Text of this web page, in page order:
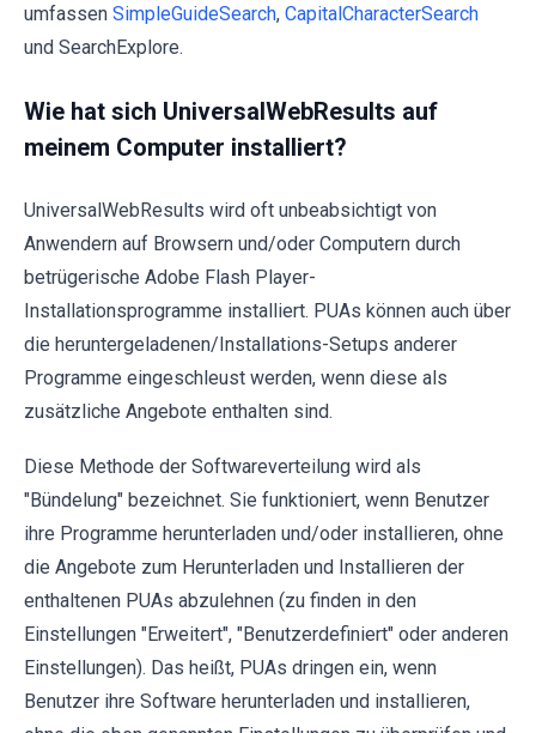
umfassen SimpleGuideSearch, CapitalCharacterSearch
und SearchExplore.
Wie hat sich UniversalWebResults auf
meinem Computer installiert?
UniversalWebResults wird oft unbeabsichtigt von
Anwendern auf Browsern und/oder Computern durch
betrügerische Adobe Flash Player-
Installationsprogramme installiert. PUAs können auch über
die heruntergeladenen/Installations-Setups anderer
Programme eingeschleust werden, wenn diese als
zusätzliche Angebote enthalten sind.
Diese Methode der Softwareverteilung wird als
"Bündelung" bezeichnet. Sie funktioniert, wenn Benutzer
ihre Programme herunterladen und/oder installieren, ohne
die Angebote zum Herunterladen und Installieren der
enthaltenen PUAs abzulehnen (zu finden in den
Einstellungen "Erweitert", "Benutzerdefiniert" oder anderen
Einstellungen). Das heißt, PUAs dringen ein, wenn
Benutzer ihre Software herunterladen und installieren,